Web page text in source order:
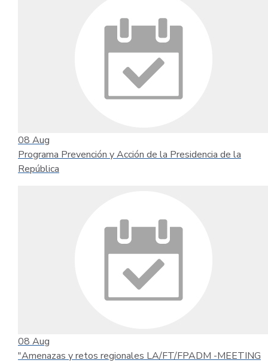
08 Aug
Programa Prevención y Acción de la Presidencia de la
República
08 Aug
"Amenazas y retos regionales LA/FT/FPADM -MEETING